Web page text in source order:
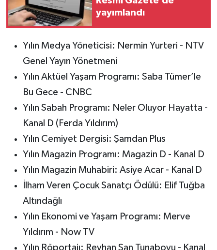
yayımlandı
Yılın Medya Yöneticisi: Nermin Yurteri - NTV
Genel Yayın Yönetmeni
Yılın Aktüel Yaşam Programı: Saba Tümer’le
Bu Gece - CNBC
Yılın Sabah Programı: Neler Oluyor Hayatta -
Kanal D (Ferda Yıldırım)
Yılın Cemiyet Dergisi: Şamdan Plus
Yılın Magazin Programı: Magazin D - Kanal D
Yılın Magazin Muhabiri: Asiye Acar - Kanal D
İlham Veren Çocuk Sanatçı Ödülü: Elif Tuğba
Altındağlı
Yılın Ekonomi ve Yaşam Programı: Merve
Yıldırım - Now TV
Yılın Röportajı: Reyhan Şan Tunaboyu - Kanal